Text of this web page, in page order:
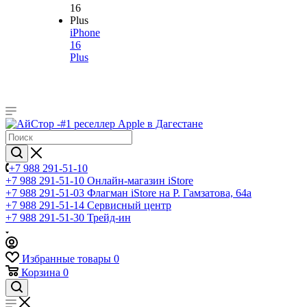
iPhone
16
Plus
+7 988 291-51-10
+7 988 291-51-10 Онлайн-магазин iStore
+7 988 291-51-03 Флагман iStore на Р. Гамзатова, 64а
+7 988 291-51-14 Сервисный центр
+7 988 291-51-30 Трейд-ин
Избранные товары 0
Корзина 0